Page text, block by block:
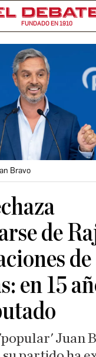
FUNDADO EN 1910
Bravo
de
de
en 15
Juan